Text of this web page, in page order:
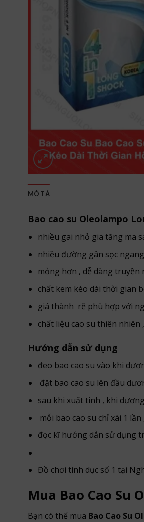
MÔ TẢ
Bao cao su Oleolampo
nhiều gai nhỏ gia tăng ma
nhiều đường gân sọc
mỏng hơn , dễ dàng
chất kem kéo dài thời gian
giá thành rẽ phù hợp với
chất liệu cao su thiên
Hướng dẫn sử dụng
đeo bao cao su vào khi
đặt bao cao su lên đầu
sau khi xuất tinh , khi
mỗi bao cao su chỉ xài 1
đọc kĩ hướng dẫn sử dụng
Đồ chơi tình dục số 1 tại
Mua Bao Cao Su
Bạn có thể mua Bao Cao Su